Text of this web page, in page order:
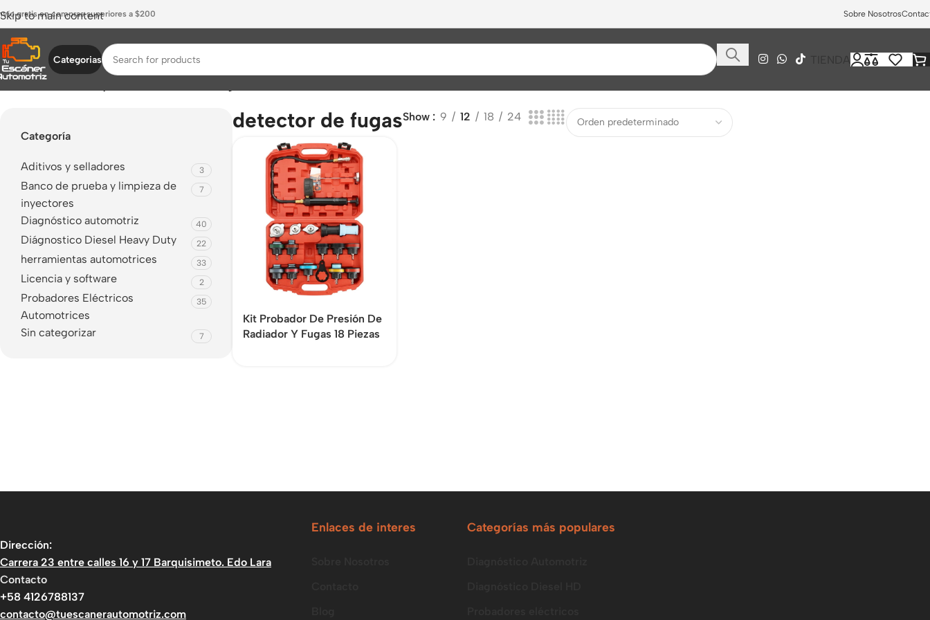
Skip to main content
gratis en compras superiores a $200 Sobre Nosotros
Categorias
TIENDA
Categoría
Aditivos y selladores 3
Banco de prueba y limpieza de
inyectores
7
Diagnóstico automotriz 40
Diágnostico Diesel Heavy Duty 22
herramientas automotrices 33
Licencia y software 2
Probadores Eléctricos
Automotrices
35
Sin categorizar 7
detector de fugasShow 9 12 18 24
Kit Probador De Presión De
Radiador Y Fugas 18 Piezas
Dirección:
Carrera 23 entre calles 16 y 17 Barquisimeto. Edo Lara
Contacto
+58 4126788137
contacto@tuescanerautomotriz.com
Enlaces de interes Categorías más populares